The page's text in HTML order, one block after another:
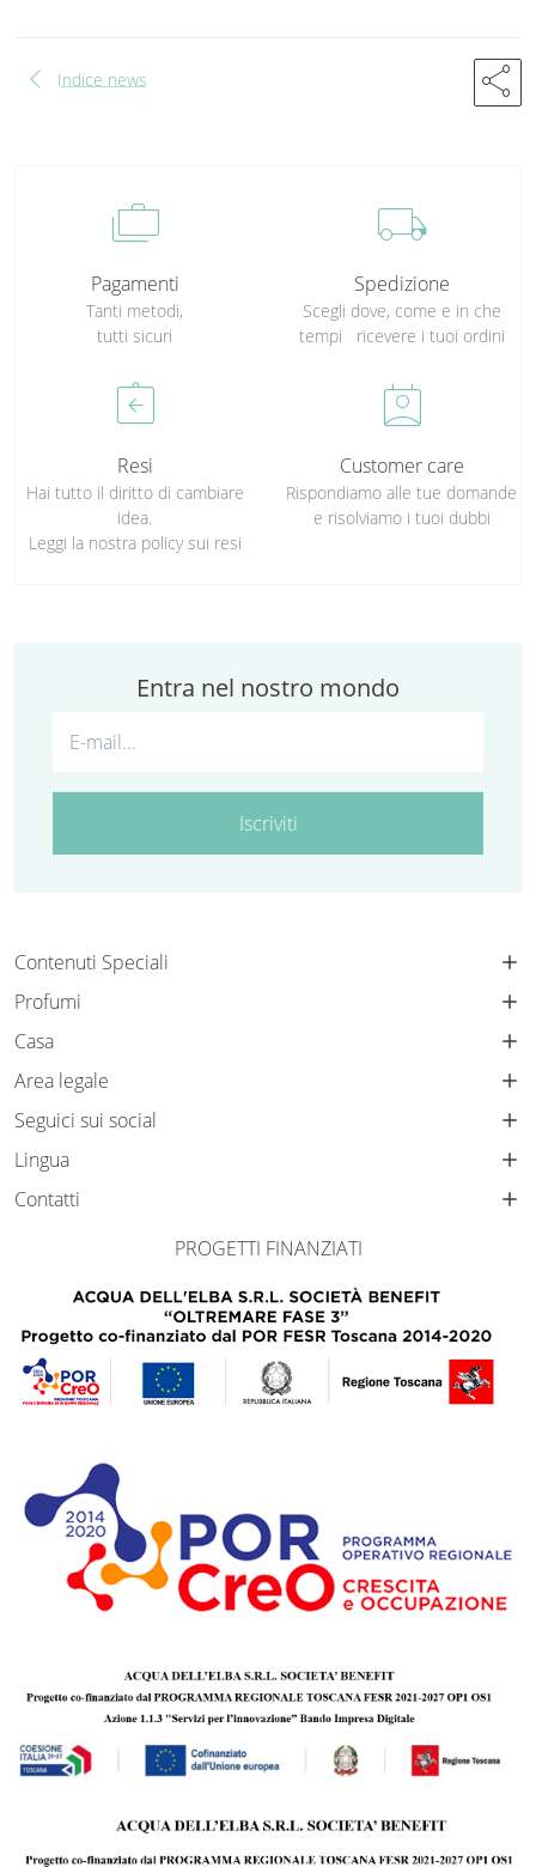
chevron_left Indice news share
cases
Pagamenti
Tanti metodi,
tutti sicuri
local_shipping
Spedizione
Scegli dove, come e in che
tempi ricevere i tuoi ordini
assignment_return
Resi
Hai tutto il diritto di cambiare
idea.
Leggi la nostra policy sui resi
perm_contact_calendar
Customer care
Rispondiamo alle tue domande
e risolviamo i tuoi dubbi
Entra nel nostro mondo
Iscriviti
Contenuti Speciali
Profumi
Casa
Area legale
Seguici sui social
Lingua
Contatti
PROGETTI FINANZIATI